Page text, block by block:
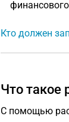
Кто должен
Что такое
С помощью